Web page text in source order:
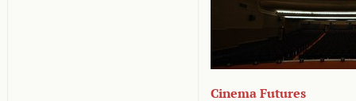
Cinema Futures